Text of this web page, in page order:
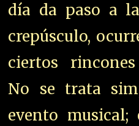
día da paso a
crepúsculo,
ciertos
No se trata
evento